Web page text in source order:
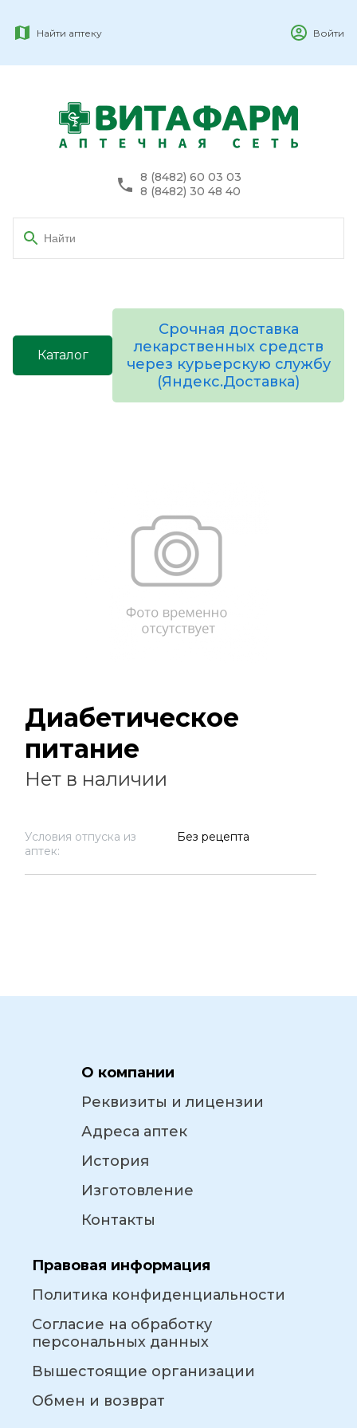
Найти аптеку Войти
8 (8482) 60 03 03
8 (8482) 30 48 40
Каталог
Срочная доставка
лекарственных средств
через курьерскую службу
(Яндекс.Доставка)
Диабетическое
питание
Нет в наличии
Условия отпуска из
аптек:
Без рецепта
О компании
Реквизиты и лицензии
Адреса аптек
История
Изготовление
Контакты
Правовая информация
Политика конфиденциальности
Согласие на обработку
персональных данных
Вышестоящие организации
Обмен и возврат